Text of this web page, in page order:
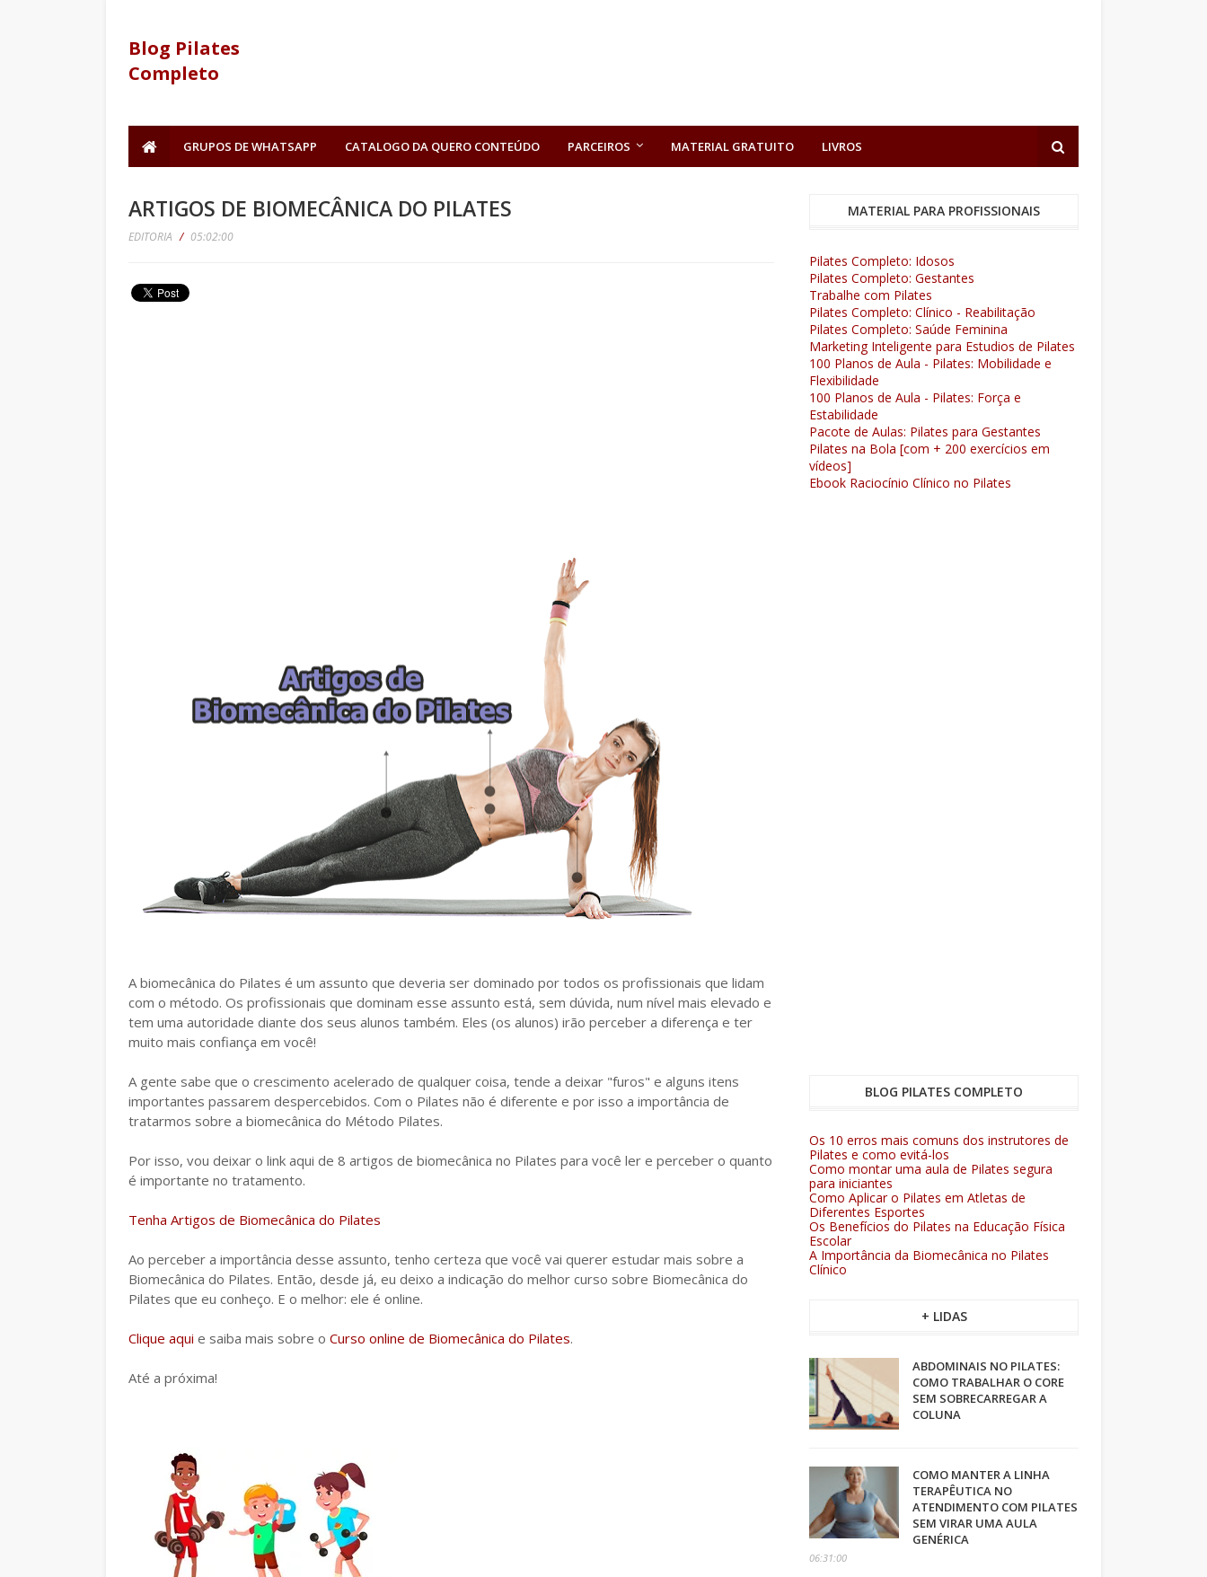
Blog Pilates
Completo
GRUPOS DE WHATSAPP CATALOGO DA QUERO CONTEÚDO PARCEIROS MATERIAL GRATUITO LIVROS
ARTIGOS DE BIOMECÂNICA DO PILATES
EDITORIA / 05:02:00
A biomecânica do Pilates é um assunto que deveria ser dominado por todos os profissionais que lidam
com o método. Os profissionais que dominam esse assunto está, sem dúvida, num nível mais elevado e
tem uma autoridade diante dos seus alunos também. Eles (os alunos) irão perceber a diferença e ter
muito mais confiança em você!
A gente sabe que o crescimento acelerado de qualquer coisa, tende a deixar "furos" e alguns itens
importantes passarem despercebidos. Com o Pilates não é diferente e por isso a importância de
tratarmos sobre a biomecânica do Método Pilates.
Por isso, vou deixar o link aqui de 8 artigos de biomecânica no Pilates para você ler e perceber o quanto
é importante no tratamento.
Tenha Artigos de Biomecânica do Pilates
Ao perceber a importância desse assunto, tenho certeza que você vai querer estudar mais sobre a
Biomecânica do Pilates. Então, desde já, eu deixo a indicação do melhor curso sobre Biomecânica do
Pilates que eu conheço. E o melhor: ele é online.
Clique aqui e saiba mais sobre o Curso online de Biomecânica do Pilates.
Até a próxima!
MATERIAL PARA PROFISSIONAIS
Pilates Completo: Idosos
Pilates Completo: Gestantes
Trabalhe com Pilates
Pilates Completo: Clínico - Reabilitação
Pilates Completo: Saúde Feminina
Marketing Inteligente para Estudios de Pilates
100 Planos de Aula - Pilates: Mobilidade e
Flexibilidade
100 Planos de Aula - Pilates: Força e
Estabilidade
Pacote de Aulas: Pilates para Gestantes
Pilates na Bola [com + 200 exercícios em
vídeos]
Ebook Raciocínio Clínico no Pilates
BLOG PILATES COMPLETO
Os 10 erros mais comuns dos instrutores de
Pilates e como evitá-los
Como montar uma aula de Pilates segura
para iniciantes
Como Aplicar o Pilates em Atletas de
Diferentes Esportes
Os Benefícios do Pilates na Educação Física
Escolar
A Importância da Biomecânica no Pilates
Clínico
+ LIDAS
ABDOMINAIS NO PILATES:
COMO TRABALHAR O CORE
SEM SOBRECARREGAR A
COLUNA
COMO MANTER A LINHA
TERAPÊUTICA NO
ATENDIMENTO COM PILATES
SEM VIRAR UMA AULA
GENÉRICA
06:31:00